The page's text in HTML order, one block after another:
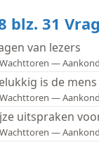
blz. 31
van lezers
—
is de
—
uitspraken
—